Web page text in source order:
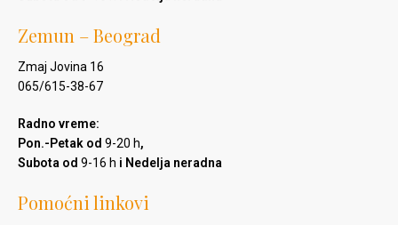
Zemun – Beograd
Zmaj Jovina 16
065/615-38-67
Radno vreme:
Pon.-Petak od 9-20 h,
Subota od 9-16 h i Nedelja neradna
Pomoćni linkovi